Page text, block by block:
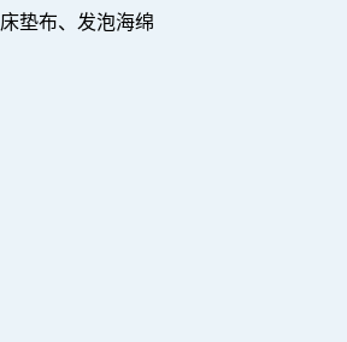
床垫布、发泡海绵